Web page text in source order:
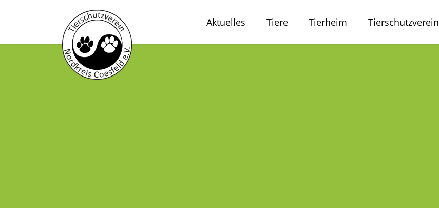
Aktuelles Tiere Tierheim Tierschutzverein